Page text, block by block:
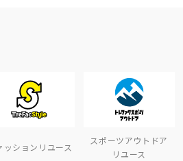
ッションリユース
スポーツアウトドア
リユース